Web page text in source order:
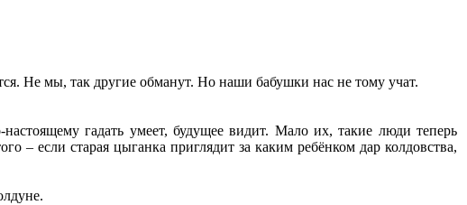
Не мы, так другие обманут. Но наши бабушки нас не тому учат.
гадать умеет, будущее видит. Мало их, такие люди теперь
– если старая цыганка приглядит за каким ребёнком дар колдовства,